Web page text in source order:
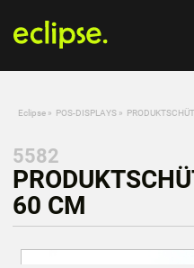
Eclipse » POS-DISPLAYS »
5582
60 CM